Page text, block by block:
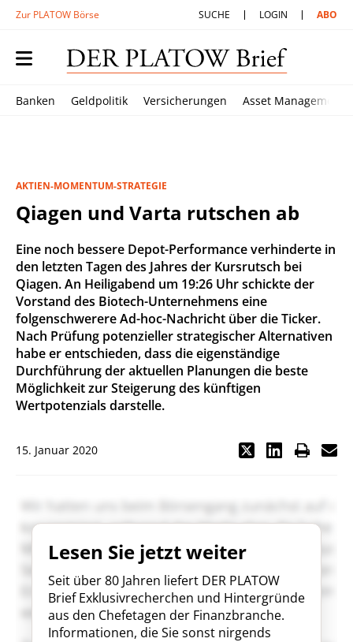
Zur PLATOW Börse SUCHE LOGIN ABO
Banken Geldpolitik Versicherungen Asset Management
AKTIEN-MOMENTUM-STRATEGIE
Qiagen und Varta rutschen ab
Eine noch bessere Depot-Performance verhinderte in
den letzten Tagen des Jahres der Kursrutsch bei
Qiagen. An Heiligabend um 19:26 Uhr schickte der
Vorstand des Biotech-Unternehmens eine
folgenschwerere Ad-hoc-Nachricht über die Ticker.
Nach Prüfung potenzieller strategischer Alternativen
habe er entschieden, dass die eigenständige
Durchführung der aktuellen Planungen die beste
Möglichkeit zur Steigerung des künftigen
Wertpotenzials darstelle.
15. Januar 2020
Lesen Sie jetzt weiter
Seit über 80 Jahren liefert DER PLATOW
Brief Exklusivrecherchen und Hintergründe
aus den Chefetagen der Finanzbranche.
Informationen, die Sie sonst nirgends